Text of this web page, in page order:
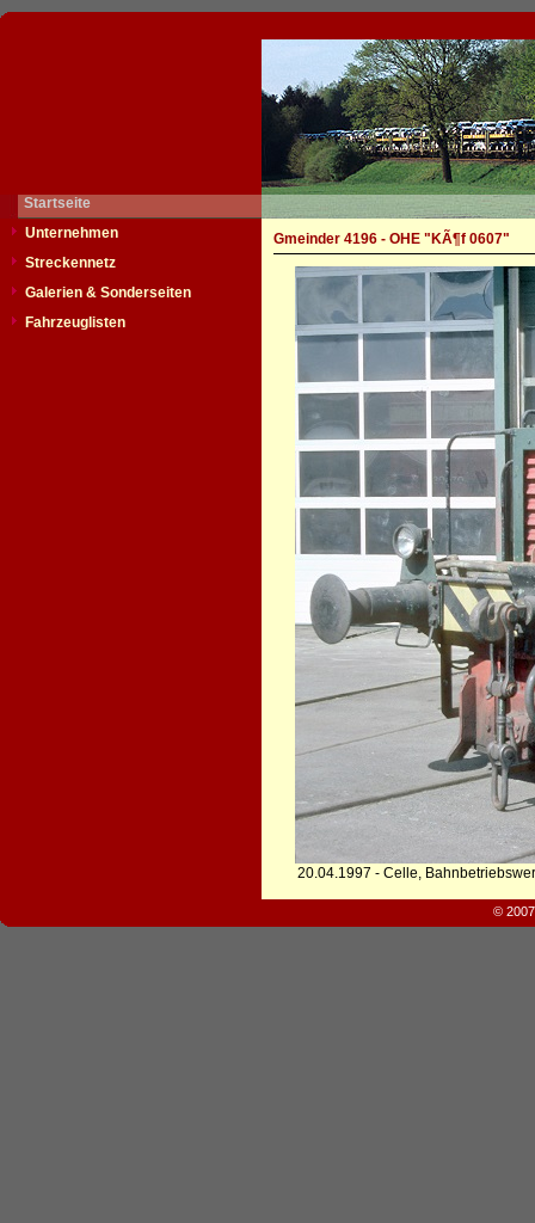
Startseite
Unternehmen
Streckennetz
Galerien & Sonderseiten
Fahrzeuglisten
Gmeinder 4196 - OHE "KÃ¶f 0607"
20.04.1997 - Celle,
©